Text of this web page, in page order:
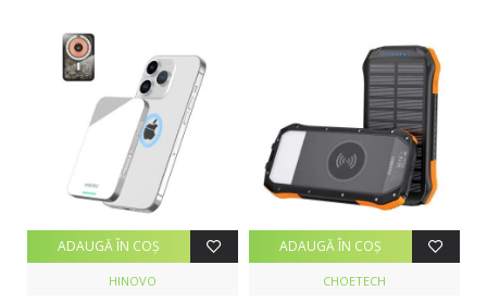
HINOVO
ADAUGĂ ÎN COŞ
CHOETECH
ADAUGĂ ÎN COŞ